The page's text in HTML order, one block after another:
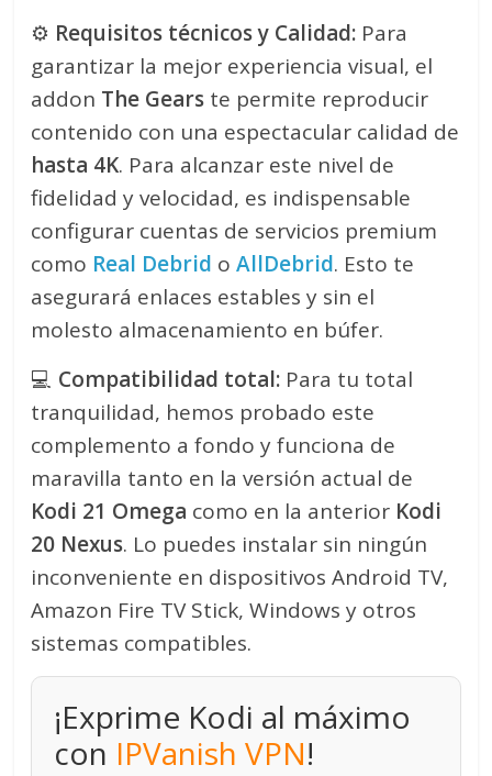
⚙️ Requisitos técnicos y Calidad: Para
garantizar la mejor experiencia visual, el
addon The Gears te permite reproducir
contenido con una espectacular calidad de
hasta 4K. Para alcanzar este nivel de
fidelidad y velocidad, es indispensable
configurar cuentas de servicios premium
como Real Debrid oAllDebrid. Esto te
asegurará enlaces estables y sin el
molesto almacenamiento en búfer.
💻 Compatibilidad total: Para tu total
tranquilidad, hemos probado este
complemento a fondo y funciona de
maravilla tanto en la versión actual de
Kodi 21 Omega como en la anterior Kodi
20 Nexus. Lo puedes instalar sin ningún
inconveniente en dispositivos Android TV,
Amazon Fire TV Stick, Windows y otros
sistemas compatibles.
¡Exprime Kodi al máximo
con IPVanish VPN!